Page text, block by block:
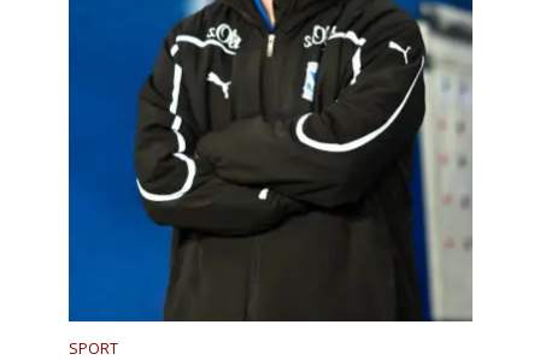
SPORT